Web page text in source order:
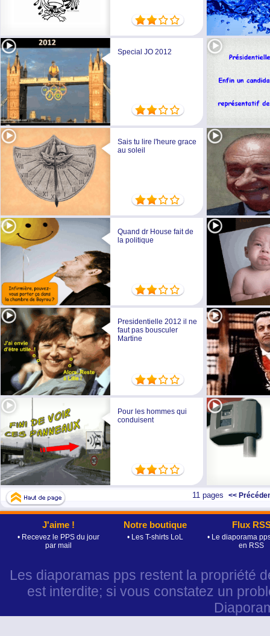
Special JO 2012
Sais tu lire l'heure grace
au soleil
Quand dr House fait de
la politique
Presidentielle 2012 il ne
faut pas bousculer
Martine
Pour les hommes qui
conduisent
11 pages <<
Flux
• Le diaporama
en RSS
Notre boutique
• Les T-shirts LoL
J'aime !
• Recevez le PPS du jour
par mail
Les diaporamas pps restent la propriété
est interdite; si vous constatez un